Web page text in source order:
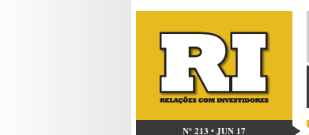
Nº 213 • JUN 17